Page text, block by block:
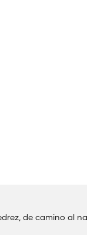
de camino al